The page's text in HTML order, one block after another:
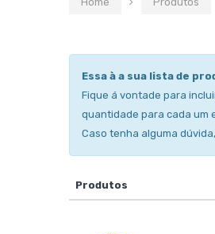
Essa à a sua lista de
Fique á vontade para
quantidade para cada um
Caso tenha alguma
Produtos